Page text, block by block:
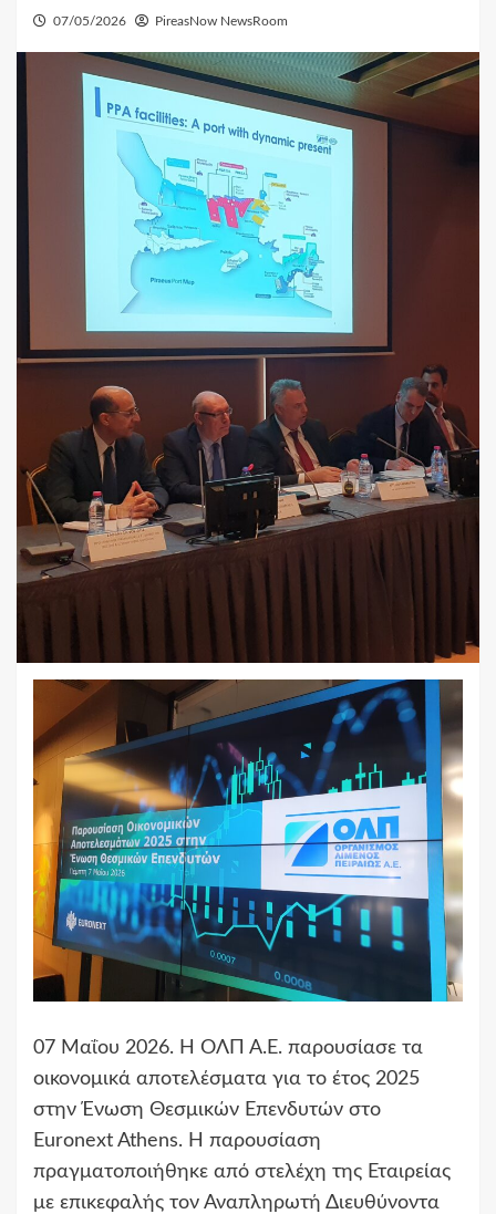
07/05/2026 PireasNow NewsRoom
07 Μαΐου 2026. Η ΟΛΠ Α.Ε. παρουσίασε τα
οικονομικά αποτελέσματα για το έτος 2025
στην Ένωση Θεσμικών Επενδυτών στο
Euronext Athens. Η παρουσίαση
πραγματοποιήθηκε από στελέχη της Εταιρείας
με επικεφαλής τον Αναπληρωτή Διευθύνοντα